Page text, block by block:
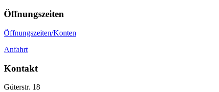
Öffnungszeiten
Öffnungszeiten/Konten
Anfahrt
Kontakt
Güterstr. 18